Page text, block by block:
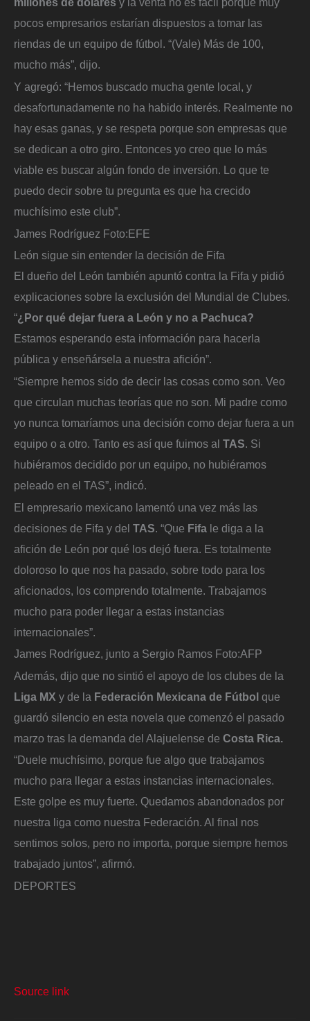
pocos empresarios estarían dispuestos a tomar las
riendas de un equipo de fútbol. “(Vale) Más de 100,
mucho más”, dijo.
Y agregó: “Hemos buscado mucha gente local, y
desafortunadamente no ha habido interés. Realmente no
hay esas ganas, y se respeta porque son empresas que
se dedican a otro giro. Entonces yo creo que lo más
viable es buscar algún fondo de inversión. Lo que te
puedo decir sobre tu pregunta es que ha crecido
muchísimo este club”.
James Rodríguez Foto:EFE
León sigue sin entender la decisión de Fifa
El dueño del León también apuntó contra la Fifa y pidió
explicaciones sobre la exclusión del Mundial de Clubes.
“¿Por qué dejar fuera a León y no a Pachuca?
Estamos esperando esta información para hacerla
pública y enseñársela a nuestra afición”.
“Siempre hemos sido de decir las cosas como son. Veo
que circulan muchas teorías que no son. Mi padre como
yo nunca tomaríamos una decisión como dejar fuera a un
equipo o a otro. Tanto es así que fuimos al TAS. Si
hubiéramos decidido por un equipo, no hubiéramos
peleado en el TAS”, indicó.
El empresario mexicano lamentó una vez más las
decisiones de Fifa y del TAS . “Que Fifa le diga a la
afición de León por qué los dejó fuera. Es totalmente
doloroso lo que nos ha pasado, sobre todo para los
aficionados, los comprendo totalmente. Trabajamos
mucho para poder llegar a estas instancias
internacionales”.
James Rodríguez, junto a Sergio Ramos Foto:AFP
Además, dijo que no sintió el apoyo de los clubes de la
Liga MX y de la Federación Mexicana de Fútbol que
guardó silencio en esta novela que comenzó el pasado
marzo tras la demanda del Alajuelense de Costa Rica.
“Duele muchísimo, porque fue algo que trabajamos
mucho para llegar a estas instancias internacionales.
Este golpe es muy fuerte. Quedamos abandonados por
nuestra liga como nuestra Federación. Al final nos
sentimos solos, pero no importa, porque siempre hemos
trabajado juntos”, afirmó.
DEPORTES
Source link